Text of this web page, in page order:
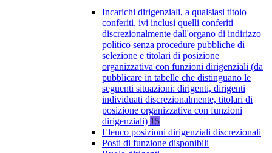
Incarichi dirigenziali, a qualsiasi titolo
conferiti, ivi inclusi quelli conferiti
discrezionalmente dall'organo di indirizzo
politico senza procedure pubbliche di
selezione e titolari di posizione
organizzativa con funzioni dirigenziali (da
pubblicare in tabelle che distinguano le
seguenti situazioni: dirigenti, dirigenti
individuati discrezionalmente, titolari di
posizione organizzativa con funzioni
dirigenziali) 15
Elenco posizioni dirigenziali discrezionali
Posti di funzione disponibili